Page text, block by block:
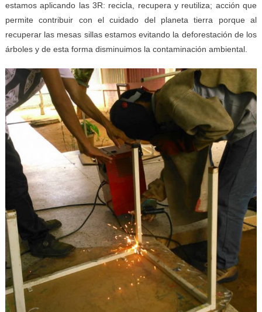
estamos aplicando las 3R: recicla, recupera y reutiliza; acción que
permite contribuir con el cuidado del planeta tierra porque al
recuperar las mesas sillas estamos evitando la deforestación de los
árboles y de esta forma disminuimos la contaminación ambiental.